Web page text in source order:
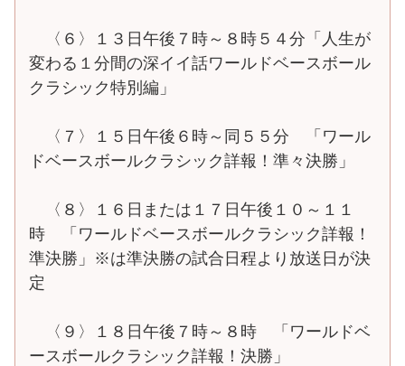
〈６〉１３日午後７時～８時５４分「人生が
変わる１分間の深イイ話ワールドベースボール
クラシック特別編」
〈７〉１５日午後６時～同５５分 「ワール
ドベースボールクラシック詳報！準々決勝」
〈８〉１６日または１７日午後１０～１１
時 「ワールドベースボールクラシック詳報！
準決勝」※は準決勝の試合日程より放送日が決
定
〈９〉１８日午後７時～８時 「ワールドベ
ースボールクラシック詳報！決勝」